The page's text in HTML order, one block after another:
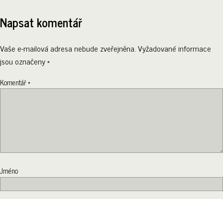
Napsat komentář
Vaše e-mailová adresa nebude zveřejněna.Vyžadované informace
jsou označeny*
Komentář*
Jméno